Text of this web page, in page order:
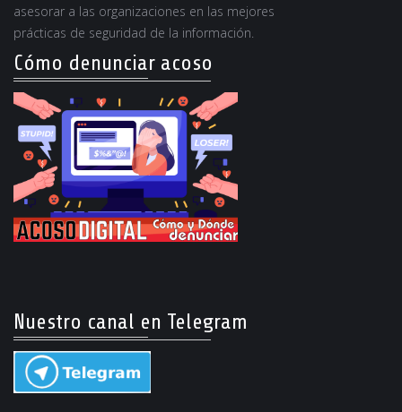
asesorar a las organizaciones en las mejores
prácticas de seguridad de la información.
Cómo denunciar acoso
Nuestro canal en Telegram